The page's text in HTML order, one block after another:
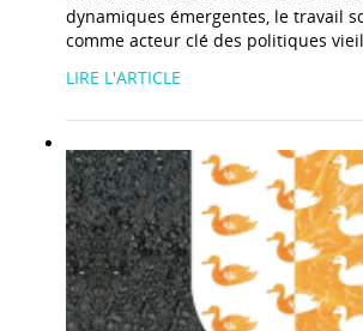
dynamiques émergentes, le travail
comme acteur clé des politiques
LIRE L'ARTICLE